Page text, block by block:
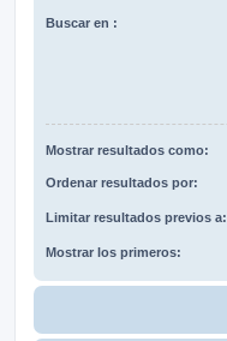
Buscar en :
Mostrar resultados como:
Ordenar resultados por:
Limitar resultados previos a:
Mostrar los primeros: